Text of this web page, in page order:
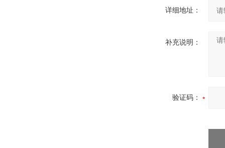
详细地址：
补充说明：
验证码：